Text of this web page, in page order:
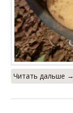
Читать дальше →